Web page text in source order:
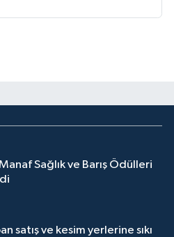
Sağlık ve Barış Ödülleri
satış ve kesim yerlerine sıkı